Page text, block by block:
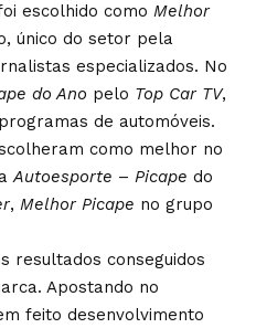
escolhido como Melhor
único do setor pela
especializados. No
do Ano pelo Top Car TV,
de automóveis.
como melhor no
Autoesporte – Picape do
, Melhor Picape no grupo
resultados conseguidos
Apostando no
feito desenvolvimento